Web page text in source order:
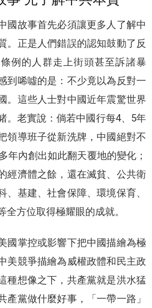
國故事首先必須讓更多人了解中
。正是人們錯誤的認知鼓動了反
例的人群走上街頭甚至訴諸暴
到唏噓的是：不少竟以為反對一
。這些人士對中國近年震驚世界
。老實說：倘若中國行每4、5年
領導班子從新洗牌，中國絕對不
年內創出如此翻天覆地的變化；
經濟體之餘，還在滅貧、公共衛
、基建、社會保障、環境保育、
全方位取得極耀眼的成就。
國掌控或影響下把中國描繪為極
美競爭描繪為威權政體和民主政
種想像之下，共產黨就是洪水猛
產黨做什麼好事，「一帶一路」